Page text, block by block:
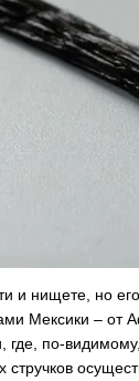
и нищете, но
Мексики – от
по-